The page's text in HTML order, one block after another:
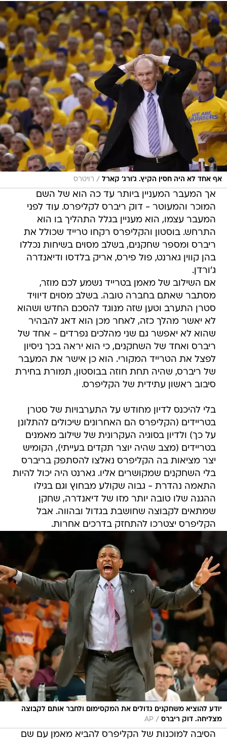
אף אחד לא היה חסין הקיץ. ג'ורג' קארל / רויטרס
אך המעבר המעניין ביותר עד כה הוא של השם
המוכר והמעוטר - דוק ריברס לקליפרס. עוד לפני
המעבר עצמו, הוא מעניין בגלל התהליך בו הוא
התרחש. בוסטון והקליפרס רקחו טרייד שכולל את
ריברס ומספר שחקנים, בשלב מסוים בשיחות נכללו
בהן קווין גארנט, פול פירס, אריק בלדסו ודיאנדרה
ג'ורדן.
אם השילוב של מאמן בטרייד נשמע לכם מוזר,
מסתבר שאתם בחברה טובה. בשלב מסוים דיוויד
סטרן התערב וטען שזה מנוגד להסכם החדש ושהוא
לא יאשר מהלך כזה, לאחר מכן הוא דאג להבהיר
שהוא לא יאפשר גם שני מהלכים נפרדים - אחד של
ריברס ואחד של השחקנים, כי הוא יראה בכך ניסיון
לפצל את הטרייד המקורי. הוא כן אישר את המעבר
של ריברס, שהיה תחת חוזה בבוסטון, תמורת בחירת
סיבוב ראשון עתידית של הקליפרס.
בלי להיכנס לדיון מחודש על התערבויות של סטרן
בטריידים (הקליפרס הם האחרונים שיכולים להתלונן
על כך) ולדיון בסוגיה העקרונית של שילוב מאמנים
בטריידים (מצב שהיה יוצר תקדים בעייתי), הקומיש
יצר מציאות בה הקליפרס נאלצו להסתפק בריברס
בלי השחקנים שמקושרים אליו. גארנט היה יכול להיות
התאמה נהדרת - גבוה שקולע מבחוץ וגם בגילו
ההגנה שלו טובה יותר מזו של דיאנדרה, שחקן
שמתאים לקבוצה שחושבת בגדול ובהווה. אבל
הקליפרס יצטרכו להתחזק בדרכים אחרות.
יודע להוציא משחקנים גדולים את המקסימום ולחבר אותם לקבוצה
מצליחה. דוק ריברס /
AP
הסיבה למוכנות של הקליפרס להביא מאמן עם שם